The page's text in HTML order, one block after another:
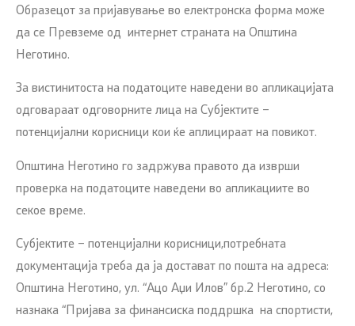
Образецот за пријавување во електронска форма може
да се Превземе од интернет страната на Општина
Неготино.
За вистинитоста на податоците наведени во апликацијата
одговараат одговорните лица на Субјектите –
потенцијални корисници кои ќе аплицираат на повикот.
Општина Неготино го задржува правото да изврши
проверка на податоците наведени во апликациите во
секое време.
Субјектите – потенцијални корисници,потребната
документација треба да ја достават по пошта на адреса:
Општина Неготино, ул. “Ацо Аџи Илов” бр.2 Неготино, со
назнака “Пријава за финансиска поддршка на спортисти,